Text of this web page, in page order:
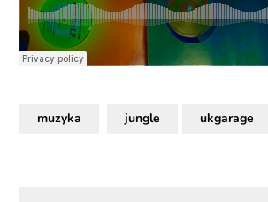
muzyka jungle ukgarage